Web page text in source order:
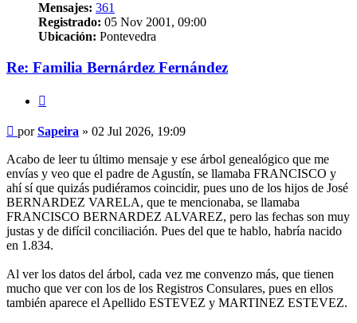
Mensajes: 361
Registrado: 05 Nov 2001, 09:00
Ubicación: Pontevedra
Re: Familia Bernárdez Fernández
Mensaje
porSapeira » 02 Jul 2026, 19:09
Acabo de leer tu último mensaje y ese árbol genealógico que me
envías y veo que el padre de Agustín, se llamaba FRANCISCO y
ahí sí que quizás pudiéramos coincidir, pues uno de los hijos de José
BERNARDEZ VARELA, que te mencionaba, se llamaba
FRANCISCO BERNARDEZ ALVAREZ, pero las fechas son muy
justas y de difícil conciliación. Pues del que te hablo, habría nacido
en 1.834.
Al ver los datos del árbol, cada vez me convenzo más, que tienen
mucho que ver con los de los Registros Consulares, pues en ellos
también aparece el Apellido ESTEVEZ y MARTINEZ ESTEVEZ.